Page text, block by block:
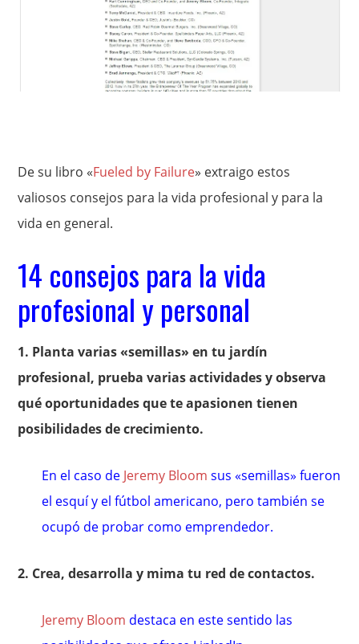
De su libro «Fueled by Failure» extraigo estos
valiosos consejos para la vida profesional y para la
vida en general.
14 consejos para la vida
profesional y personal
1. Planta varias «semillas» en tu jardín
profesional, prueba varias actividades y observa
qué oportunidades que te apasionen tienen
posibilidades de crecimiento.
En el caso de Jeremy Bloom sus «semillas» fueron
el esquí y el fútbol americano, pero también se
ocupó de probar como emprendedor.
2. Crea, desarrolla y mima tu red de contactos.
Jeremy Bloom destaca en este sentido las